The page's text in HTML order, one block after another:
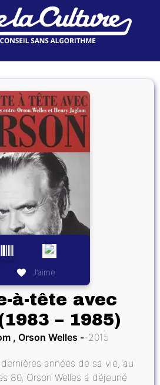
J’aime
à-tête avec
– 1985)
, Orson Welles 2015
années de sa vie, au
80, Orson Welles a déjeuné